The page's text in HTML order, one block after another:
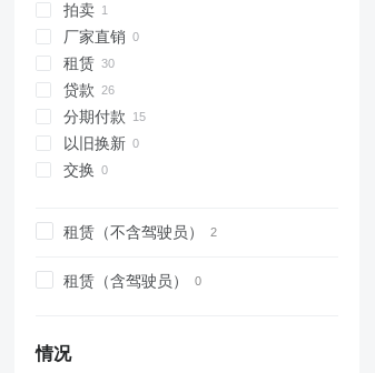
拍卖
厂家直销
租赁
贷款
分期付款
以旧换新
交换
租赁（不含驾驶员）
租赁（含驾驶员）
情况